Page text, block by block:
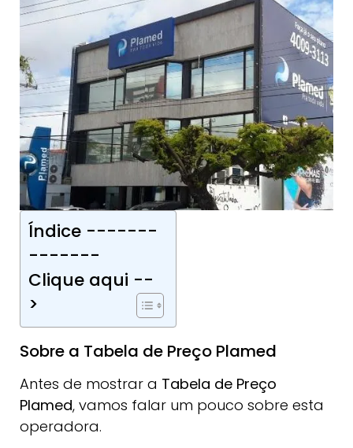
Índice -------
-------
Clique aqui --
>
Sobre a Tabela de Preço Plamed
Antes de mostrar a Tabela de Preço
Plamed, vamos falar um pouco sobre esta
operadora.